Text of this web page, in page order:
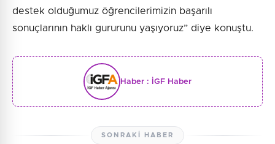
destek olduğumuz öğrencilerimizin başarılı
sonuçlarının haklı gururunu yaşıyoruz” diye konuştu.
Haber : İGF Haber
SONRAKI HABER